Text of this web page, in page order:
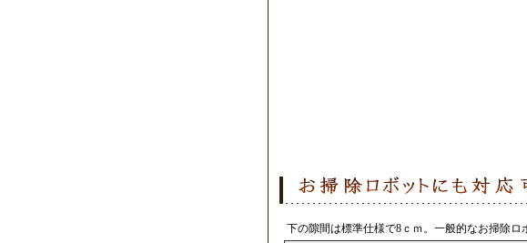
下の隙間は標準仕様で8ｃｍ。一般的なお掃除ロ